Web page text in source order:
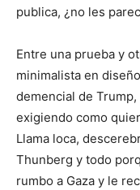
publica, ¿no les
Entre una prueba y
minimalista en
demencial de
exigiendo como
Llama loca,
Thunberg y todo
rumbo a Gaza y le